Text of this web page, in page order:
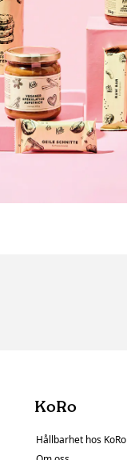
KoRo
Hållbarhet hos KoRo